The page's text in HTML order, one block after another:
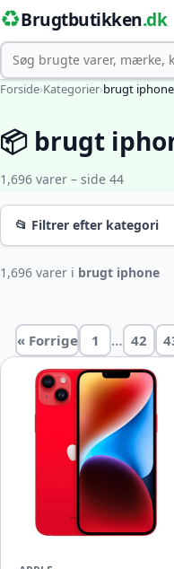
♻️Brugtbutikken.dk
Søg
Forside›Kategorier›brugt iphone
📦 brugt
1,696 varer – side 44
📂 Filtrer efter kategori
1,696 varer i brugt iphone
« Forrige 1 … 42